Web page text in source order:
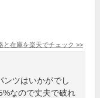
と在庫を楽天でチェック >>
ンツはいかがでし
なので丈夫で破れ